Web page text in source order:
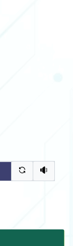
驗證碼重新
聽語